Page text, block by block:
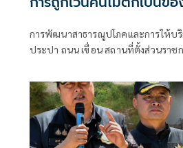
การพัฒนาสาธารณูปโภคและการให้บ
ประปา ถนน เขื่อน สถานที่ตั้งส่วนราช